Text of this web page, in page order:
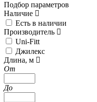
Подбор параметров
Наличие
Есть в наличии
Производитель
Uni-Fitt
Джилекс
Длина, м
От
До